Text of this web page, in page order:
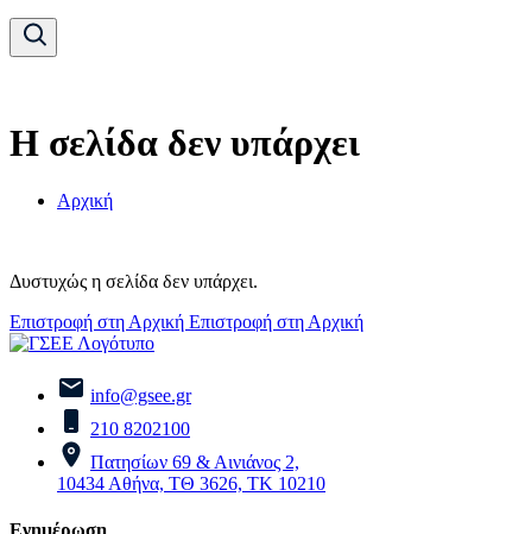
Η σελίδα δεν υπάρχει
Αρχική
Δυστυχώς η σελίδα δεν υπάρχει.
Επιστροφή στη Αρχική Επιστροφή στη Αρχική
info@gsee.gr
210 8202100
Πατησίων 69 & Αινιάνος 2,
10434 Αθήνα, ΤΘ 3626, ΤΚ 10210